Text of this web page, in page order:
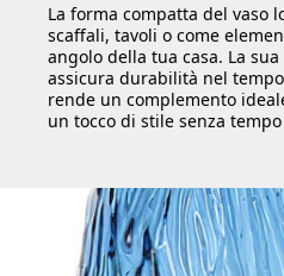
La forma compatta del vaso
scaffali, tavoli o come
angolo della tua casa. La
assicura durabilità nel
rende un complemento
un tocco di stile senza tempo